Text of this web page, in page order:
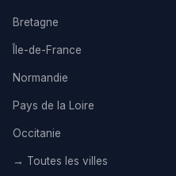
Bretagne
Île-de-France
Normandie
Pays de la Loire
Occitanie
→ Toutes les villes